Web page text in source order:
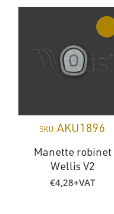
SKU: AKU1896
Manette robinet
Wellis V2
€4,28+VAT